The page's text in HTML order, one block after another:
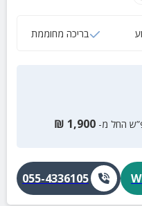
בריכה מחוממת
החל מ- 1,900
₪
055-4336105